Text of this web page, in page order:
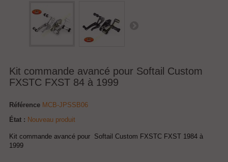
Kit commande avancé pour Softail Custom
FXSTC FXST 84 à 1999
Référence MCB-JPSSB06
État : Nouveau produit
Kit commande avancé pour Softail Custom FXSTC FXST 1984 à
1999